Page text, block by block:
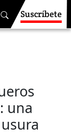
Suscríbete
una